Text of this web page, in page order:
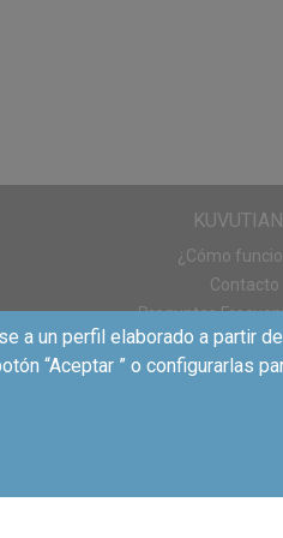
que hayas
conocer más
ir a retirar el
¿Cómo
Contacto
Preguntas
a un perfil elaborado a partir
“Aceptar ” o configurarlas